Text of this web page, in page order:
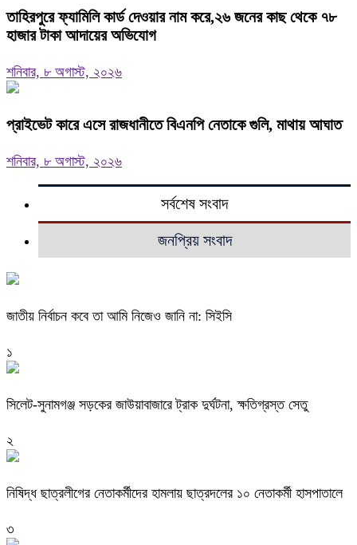
তাহিরপুরে ফ্যামিলি কার্ড দেওয়ার নাম করে,২৬ জনের কাছ থেকে ৭৮
হাজার টাকা আদায়ের অভিযোগ
শনিবার, ৮ অগাস্ট, ২০২৬
প্রাইভেট কারে এসে রাজধানীতে বিএনপি নেতাকে গুলি, মাথায় আঘাত
শনিবার, ৮ অগাস্ট, ২০২৬
সর্বশেষ সংবাদ
জনপ্রিয় সংবাদ
জাতীয় নির্বাচন কবে তা আমি নিজেও জানি না: সিইসি
১
‎সিলেট-সুনামগঞ্জ সড়কের জাউয়াবাজারে ট্রাক দুর্ঘটনা, ক্ষতিগ্রস্ত সেতু
২
নিষিদ্ধ ছাত্রলীগের নেতাকর্মীদের হামলায় ছাত্রদলের ১০ নেতাকর্মী হাসপাতালে
৩